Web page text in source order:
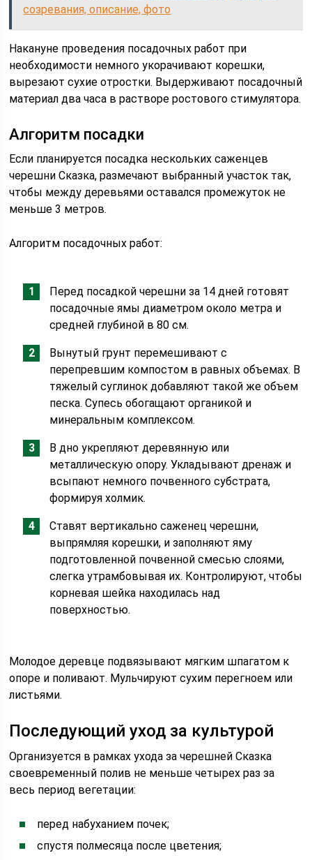
созревания, описание, фото
Накануне проведения посадочных работ при
необходимости немного укорачивают корешки,
вырезают сухие отростки. Выдерживают посадочный
материал два часа в растворе ростового стимулятора.
Алгоритм посадки
Если планируется посадка нескольких саженцев
черешни Сказка, размечают выбранный участок так,
чтобы между деревьями оставался промежуток не
меньше 3 метров.
Алгоритм посадочных работ:
Перед посадкой черешни за 14 дней готовят
посадочные ямы диаметром около метра и
средней глубиной в 80 см.
Вынутый грунт перемешивают с
перепревшим компостом в равных объемах. В
тяжелый суглинок добавляют такой же объем
песка. Супесь обогащают органикой и
минеральным комплексом.
В дно укрепляют деревянную или
металлическую опору. Укладывают дренаж и
всыпают немного почвенного субстрата,
формируя холмик.
Ставят вертикально саженец черешни,
выпрямляя корешки, и заполняют яму
подготовленной почвенной смесью слоями,
слегка утрамбовывая их. Контролируют, чтобы
корневая шейка находилась над
поверхностью.
Молодое деревце подвязывают мягким шпагатом к
опоре и поливают. Мульчируют сухим перегноем или
листьями.
Последующий уход за культурой
Организуется в рамках ухода за черешней Сказка
своевременный полив не меньше четырех раз за
весь период вегетации:
перед набуханием почек;
спустя полмесяца после цветения;